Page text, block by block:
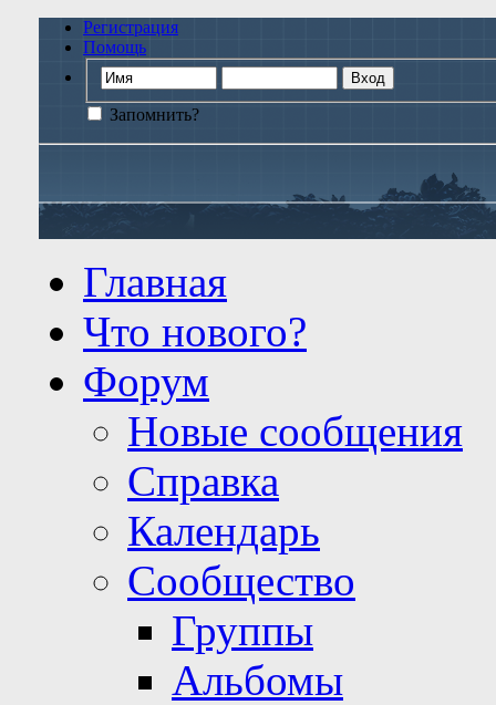
Регистрация
Помощь
Запомнить?
Главная
Что нового?
Форум
Новые сообщения
Справка
Календарь
Сообщество
Группы
Альбомы